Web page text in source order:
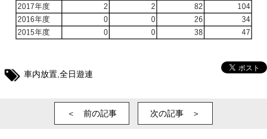
車内放置 全日遊連
＜ 前の記事 次の記事 ＞